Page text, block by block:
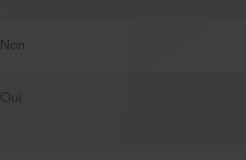
Non
Oui